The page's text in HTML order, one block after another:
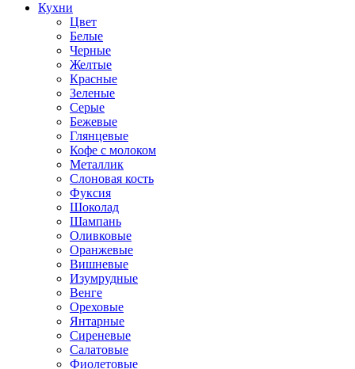
Кухни
Цвет
Белые
Черные
Желтые
Красные
Зеленые
Серые
Бежевые
Глянцевые
Кофе с молоком
Металлик
Слоновая кость
Фуксия
Шоколад
Шампань
Оливковые
Оранжевые
Вишневые
Изумрудные
Венге
Ореховые
Янтарные
Сиреневые
Салатовые
Фиолетовые